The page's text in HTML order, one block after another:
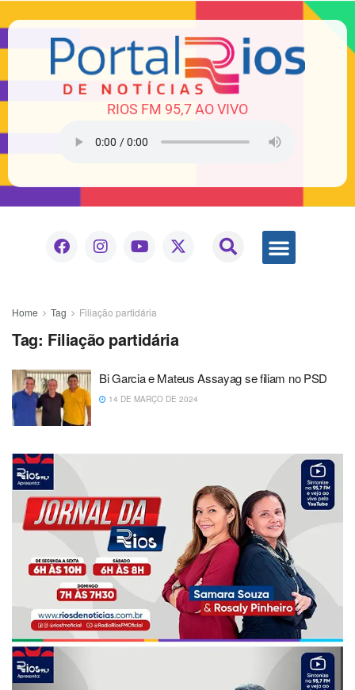
RIOS FM 95,7 AO VIVO
Home Tag Filiação partidária
Tag: Filiação partidária
Bi Garcia e Mateus Assayag se filiam no PSD
14 DE MARÇO DE 2024